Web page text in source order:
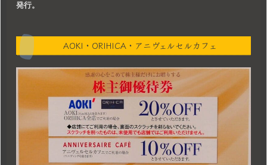
発行。
AOKI・ORIHICA・アニヴェルセルカフェ